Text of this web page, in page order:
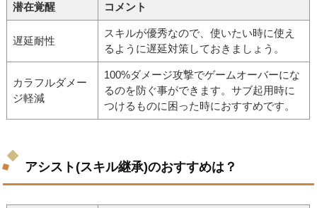
潜在覚醒 コメント
遅延耐性
スキルが優秀なので、使いたい時に使え
るように遅延対策しておきましょう。
カラフルダメー
ジ軽減
100%ダメージ攻撃でゲームオーバーにな
るのを防ぐ事ができます。サブ起用時に
つけるものに困った時におすすめです。
アシスト(スキル継承)のおすすめは？